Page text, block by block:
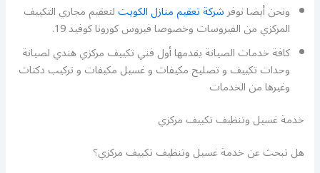
ونحن أيضا نوفرشركة تعقيم منازل الكويتلتعقيم مجاري التكييف
المركزي من الفيروسات وخصوصا فيروس كورونا كوفيد 19.
كافة خدمات الصيانة يقدمها أول فني تكييف مركزي هندي لصيانة
وحدات تكييف و تصليح مكيفات و غسيل مكيفات و تركيب دكتات
وغيرها من الخدمات
خدمة غسيل وتنظيف تكييف مركزي
هل تبحث عن خدمة غسيل وتنظيف تكييف مركزي؟